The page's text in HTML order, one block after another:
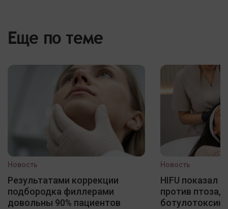
Еще по теме
Новость
Результатами коррекции
подбородка филлерами
довольны 90% пациентов
Новость
HIFU показал
против птоза,